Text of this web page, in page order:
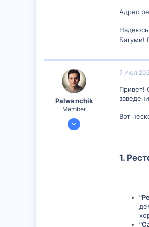
Адрес
Батуми!
Palwanchik
Member
5 Июл 2025
7 Июл
Привет!
Вот
1.